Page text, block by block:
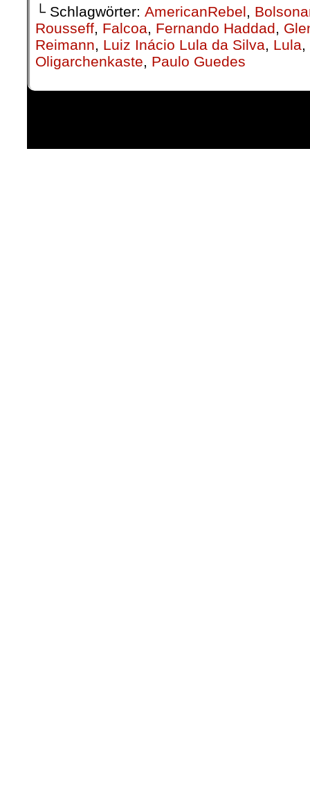
└ Schlagwörter: AmericanRebel,
Rousseff, Falcoa, Fernando Haddad,
Reimann, Luiz Inácio Lula da Silva, Lula,
Oligarchenkaste, Paulo Guedes